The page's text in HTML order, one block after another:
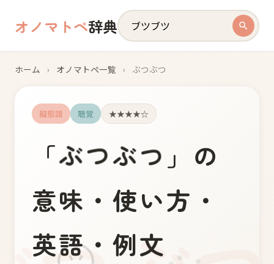
オノマトペ辞典
ホーム › オノマトペ一覧 › ぶつぶつ
...
擬態語 聴覚 ★★★★☆
「ぶつぶつ 」の
意味・使い方・
英語・例文